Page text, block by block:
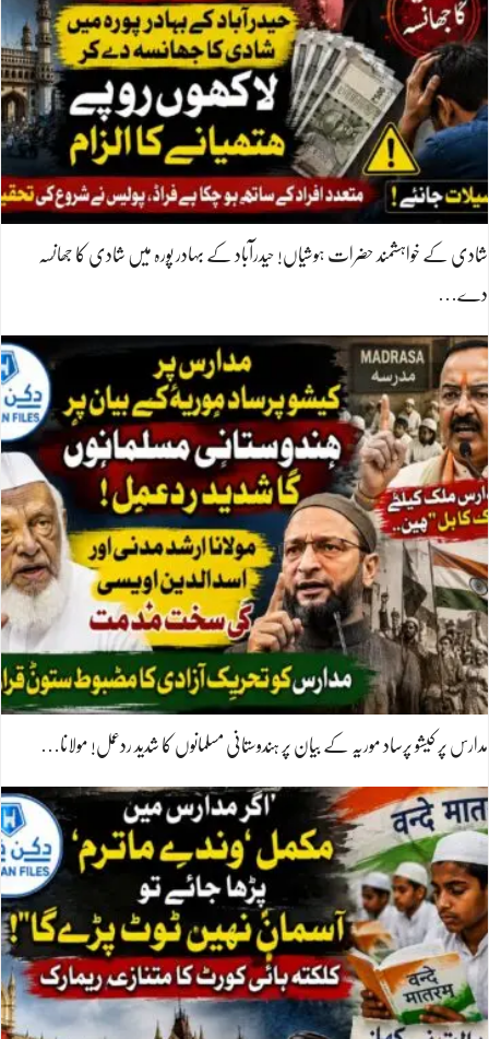
شادی کے خواہشمند حضرات ہوشیاں! حیدرآباد کے بہادر پورہ میں شادی کا جھانسہ
دے…
مدارس پر کیشو پرساد موریہ کے بیان پر ہندوستانی مسلمانوں کا شدید ردعمل! مولانا…